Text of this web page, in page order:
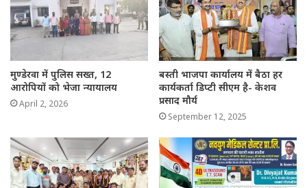
मुण्डेरवा में पुलिस सख्त, 12
आरोपियों को भेजा न्यायालय
April 2, 2026
बस्ती भाजपा कार्यालय में बैठा हर
कार्यकर्ता डिप्टी सीएम है- केशव
प्रसाद मौर्य
September 12, 2025